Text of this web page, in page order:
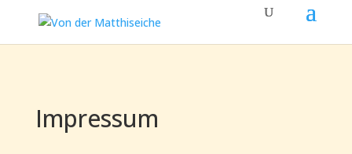
Impressum